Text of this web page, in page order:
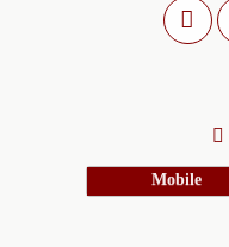
Mobile